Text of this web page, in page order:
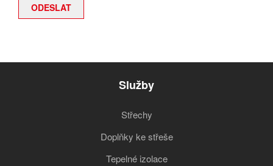
Služby
Střechy
Doplňky ke střeše
Tepelné izolace